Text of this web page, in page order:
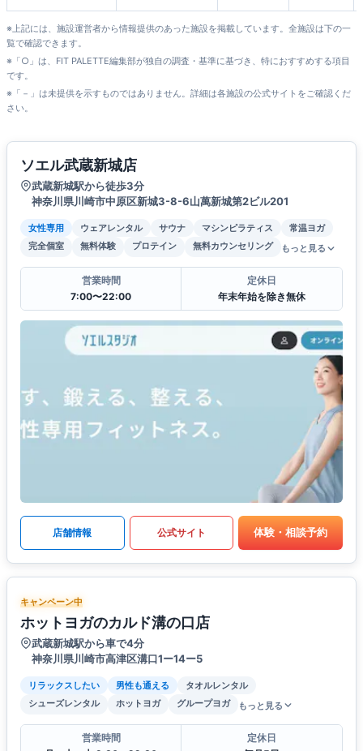
※上記には、施設運営者から情報提供のあった施設を掲載しています。全施設は下の一
覧で確認できます。
※「○」は、FIT PALETTE編集部が独自の調査・基準に基づき、特におすすめする項目
です。
※「－」は未提供を示すものではありません。詳細は各施設の公式サイトをご確認くだ
さい。
ソエル武蔵新城店
武蔵新城駅から徒歩3分
神奈川県川崎市中原区新城3-8-6山萬新城第2ビル201
女性専用 ウェアレンタル サウナ マシンピラティス
常温ヨガ
完全個室
無料体験 プロテイン 無料カウンセリング もっと見る
営業時間
7:00〜22:00
定休日
年末年始を除き無休
店舗情報 公式サイト 体験・相談予約
キャンペーン中
ホットヨガのカルド溝の口店
武蔵新城駅から車で4分
神奈川県川崎市高津区溝口1ー14ー5
リラックスしたい 男性も通える
タオルレンタル
シューズレンタル
ホットヨガ グループヨガ もっと見る
営業時間
定休日